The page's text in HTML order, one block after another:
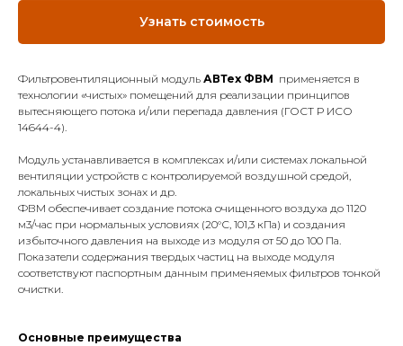
Узнать стоимость
Фильтровентиляционный модуль АВТех ФВМ применяется в
технологии «чистых» помещений для реализации принципов
вытесняющего потока и/или перепада давления (ГОСТ Р ИСО
14644-4).
Модуль устанавливается в комплексах и/или системах локальной
вентиляции устройств с контролируемой воздушной средой,
локальных чистых зонах и др.
ФВМ обеспечивает создание потока очищенного воздуха до 1120
м3/час при нормальных условиях (20°С, 101,3 кПа) и создания
избыточного давления на выходе из модуля от 50 до 100 Па.
Показатели содержания твердых частиц на выходе модуля
соответствуют паспортным данным применяемых фильтров тонкой
очистки.
Основные преимущества